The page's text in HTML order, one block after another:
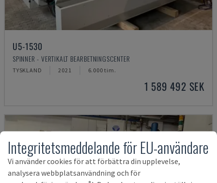
U5-1530
SPINNER - VERTIKALT BEARBETNINGSCENTER
TYSKLAND 2021 6.000 tim.
1 589 492 SEK
Integritetsmeddelande för EU-användare
Vi använder cookies för att förbättra din upplevelse,
analysera webbplatsanvändning och för